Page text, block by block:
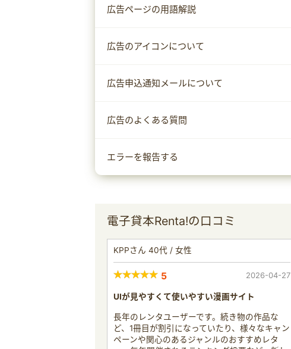
広告ページの用語解説
広告のアイコンについて
広告申込通知メールについて
広告のよくある質問
エラーを報告する
電子貸本Renta!の口コミ
KPPさん 40代 / 女性
5 2026-04-27
UIが見やすくて使いやすい漫画サイト
長年のレンタユーザーです。続き物の作品な
ど、1冊目が割引になっていたり、様々なキャン
ペーンや関心のあるジャンルのおすすめレタ